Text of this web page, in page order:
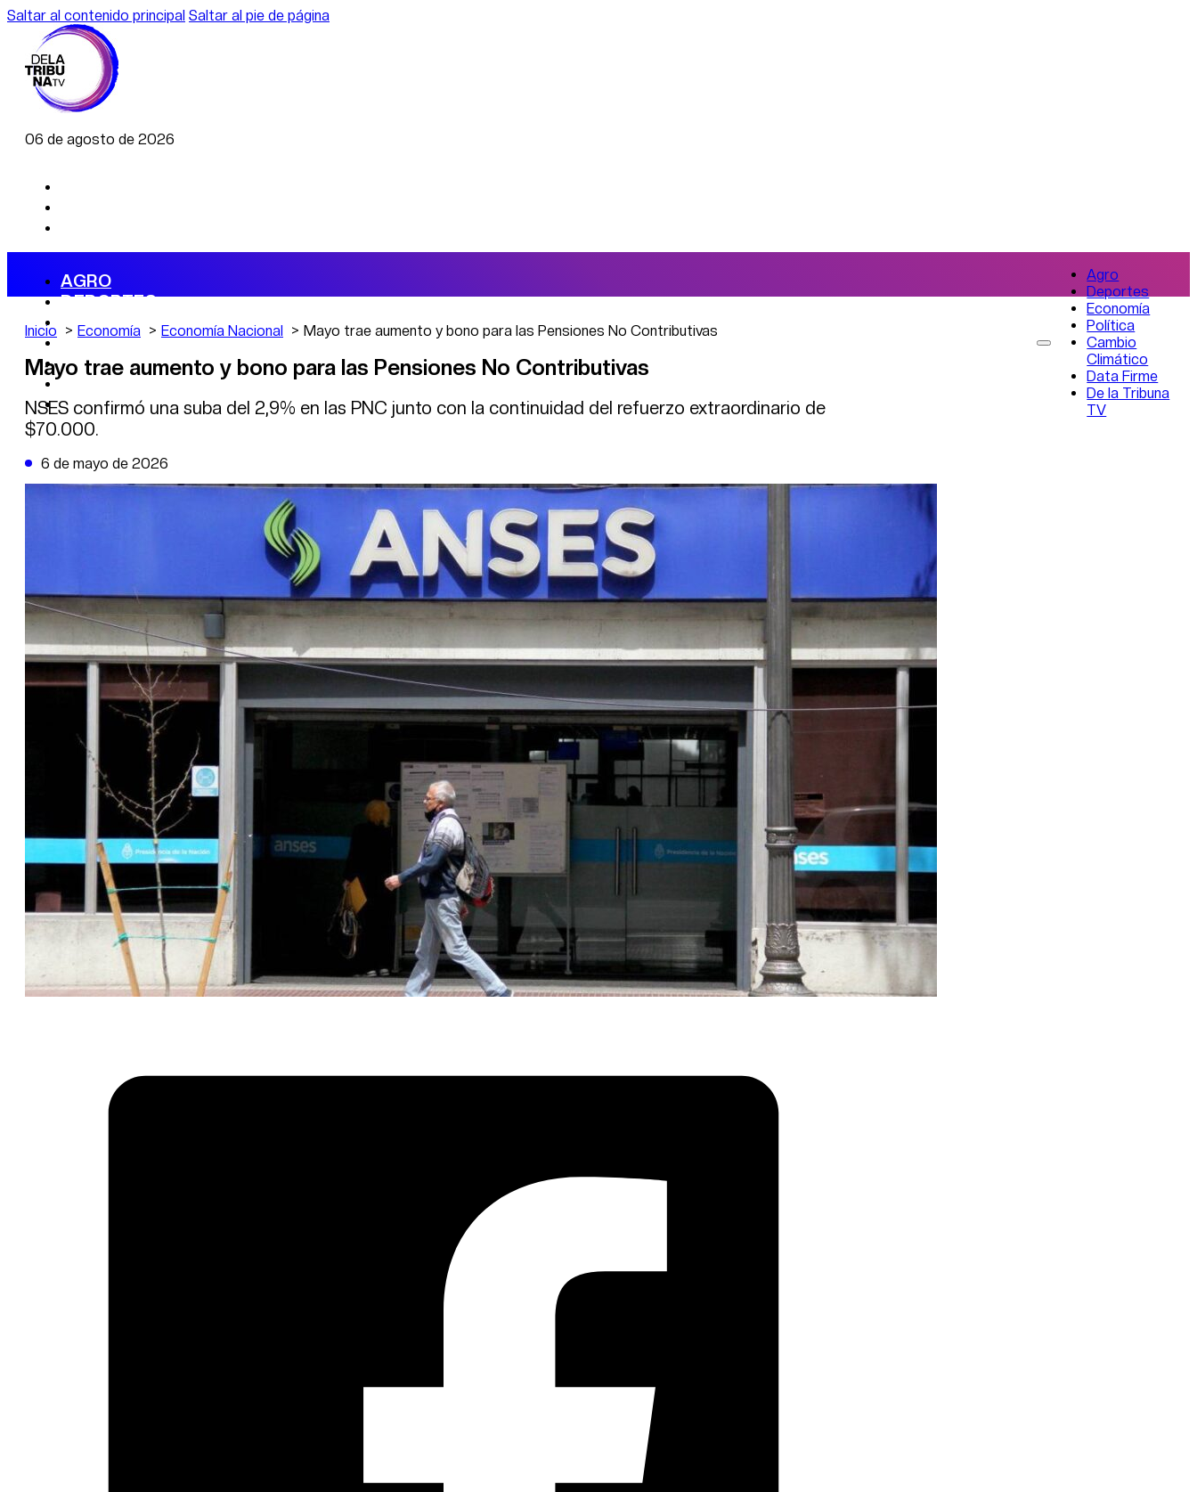
Saltar al contenido principal Saltar al pie de página
06 de agosto de 2026
AGRO
DEPORTES
ECONOMÍA
POLÍTICA
CAMBIO CLIMÁTICO
DATA FIRME
DE LA TRIBUNA TV
Agro
Deportes
Economía
Política
Cambio
Climático
Data Firme
De la Tribuna
TV
Inicio Economía Economía Nacional Mayo trae aumento y bono para las Pensiones No Contributivas
Mayo trae aumento y bono para las Pensiones No Contributivas
NSES confirmó una suba del 2,9% en las PNC junto con la continuidad del refuerzo extraordinario de
$70.000.
6 de mayo de 2026